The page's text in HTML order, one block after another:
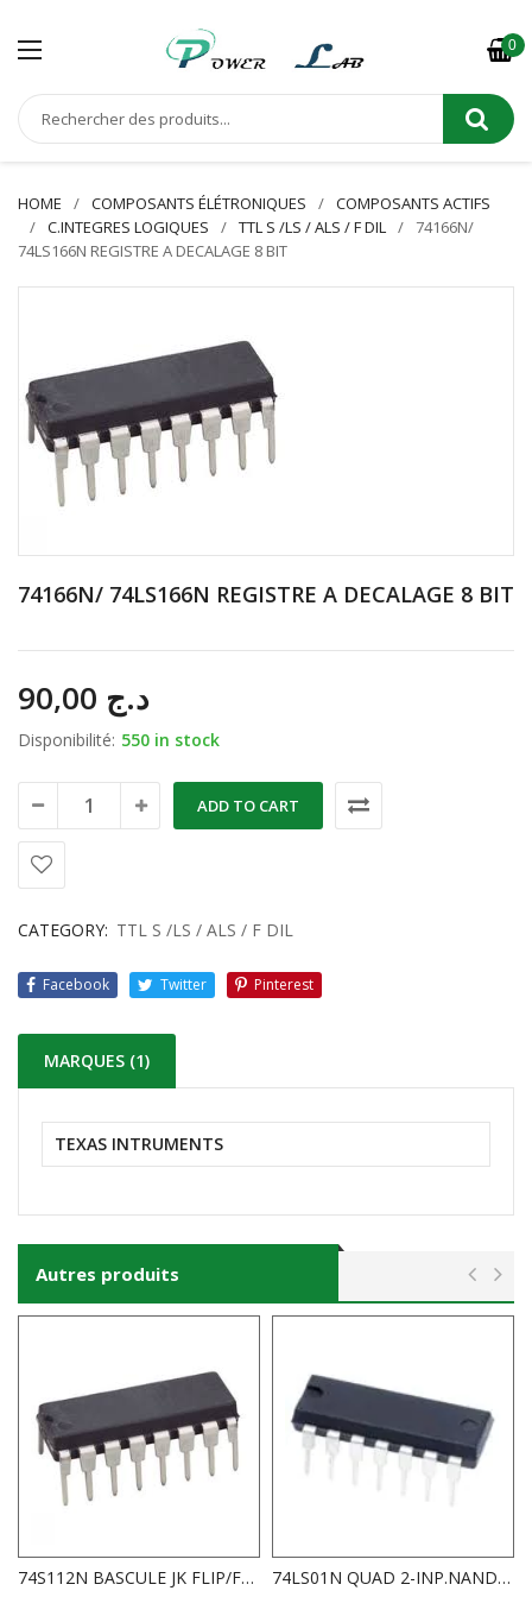
0
HOME COMPOSANTS ÉLÉTRONIQUES
COMPOSANTS ACTIFS
C.INTEGRES LOGIQUES
TTL S /LS / ALS / F DIL
74166N/
74LS166N REGISTRE A DECALAGE 8 BIT
74166N/ 74LS166N REGISTRE A DECALAGE 8 BIT
د.ج
Disponibilité: 550 in stock
ADD TO CART
CATEGORY: TTL S /LS / ALS / F DIL
Facebook Twitter Pinterest
MARQUES (1)
TEXAS INTRUMENTS
Autres produits
74S112N BASCULE JK FLIP/FLOP 74LS01N QUAD 2-INP.NAND GATE O.C.